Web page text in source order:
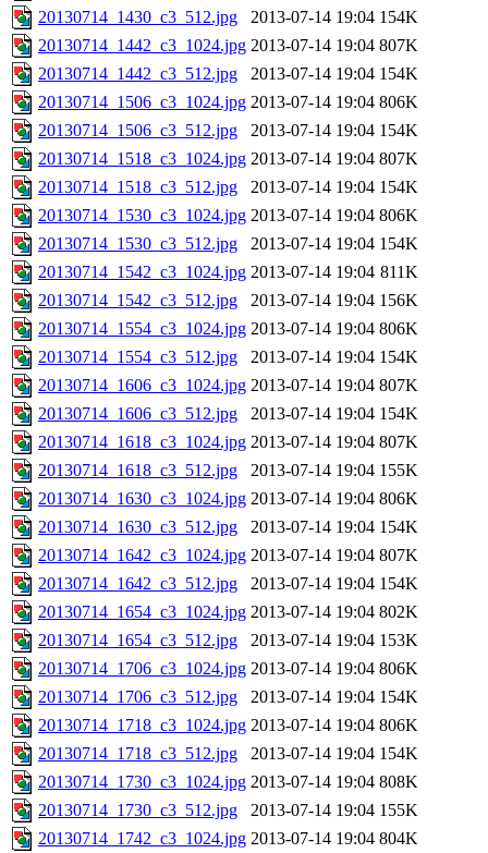
20130714_1430_c3_512.jpg
2013-07-14 19:04 154K
20130714_1442_c3_1024.jpg 2013-07-14 19:04 807K
20130714_1442_c3_512.jpg
2013-07-14 19:04 154K
20130714_1506_c3_1024.jpg 2013-07-14 19:04 806K
20130714_1506_c3_512.jpg
2013-07-14 19:04 154K
20130714_1518_c3_1024.jpg 2013-07-14 19:04 807K
20130714_1518_c3_512.jpg
2013-07-14 19:04 154K
20130714_1530_c3_1024.jpg 2013-07-14 19:04 806K
20130714_1530_c3_512.jpg
2013-07-14 19:04 154K
20130714_1542_c3_1024.jpg 2013-07-14 19:04 811K
20130714_1542_c3_512.jpg
2013-07-14 19:04 156K
20130714_1554_c3_1024.jpg 2013-07-14 19:04 806K
20130714_1554_c3_512.jpg
2013-07-14 19:04 154K
20130714_1606_c3_1024.jpg 2013-07-14 19:04 807K
20130714_1606_c3_512.jpg
2013-07-14 19:04 154K
20130714_1618_c3_1024.jpg 2013-07-14 19:04 807K
20130714_1618_c3_512.jpg
2013-07-14 19:04 155K
20130714_1630_c3_1024.jpg 2013-07-14 19:04 806K
20130714_1630_c3_512.jpg
2013-07-14 19:04 154K
20130714_1642_c3_1024.jpg 2013-07-14 19:04 807K
20130714_1642_c3_512.jpg
2013-07-14 19:04 154K
20130714_1654_c3_1024.jpg 2013-07-14 19:04 802K
20130714_1654_c3_512.jpg
2013-07-14 19:04 153K
20130714_1706_c3_1024.jpg 2013-07-14 19:04 806K
20130714_1706_c3_512.jpg
2013-07-14 19:04 154K
20130714_1718_c3_1024.jpg 2013-07-14 19:04 806K
20130714_1718_c3_512.jpg
2013-07-14 19:04 154K
20130714_1730_c3_1024.jpg 2013-07-14 19:04 808K
20130714_1730_c3_512.jpg
2013-07-14 19:04 155K
20130714_1742_c3_1024.jpg 2013-07-14 19:04 804K